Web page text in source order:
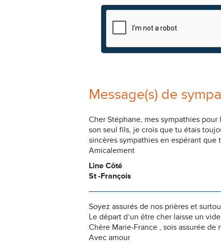
Message(s) de
Cher Stéphane, mes sympathies
son seul fils, je crois que tu étais
sincères sympathies en espérant que
Amicalement
Line Côté
St -François
Soyez assurés de nos prières et
Le départ d’un être cher laisse un
Chère Marie-France , sois assurée
Avec amour